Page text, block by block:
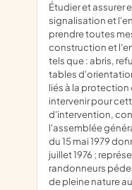
étudier et assurer essentiellement l'aménagement, la
signalisation et
prendre toutes
construction et
tels que : abris,
tables
liés à la
intervenir pour
d'intervention,
l'assemblée
du 15 mai 1979
juillet 1976 ;
randonneurs
de pleine nature